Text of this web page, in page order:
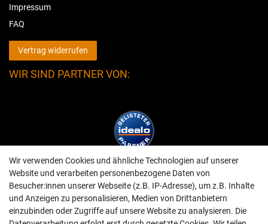
Impressum
FAQ
Vertrag widerrufen
WIR SIND PARTNER VON:
Wir verwenden Cookies und ähnliche Technologien auf unserer
Website und verarbeiten personenbezogene Daten von
Besucher:innen unserer Webseite (z.B. IP-Adresse), um z.B. Inhalte
und Anzeigen zu personalisieren, Medien von Drittanbietern
einzubinden oder Zugriffe auf unsere Website zu analysieren. Die